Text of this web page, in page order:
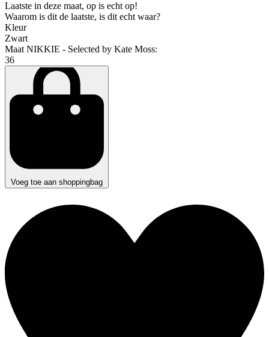
Laatste in deze maat, op is echt op!
Waarom is dit de laatste, is dit echt waar?
Kleur
Zwart
Maat NIKKIE - Selected by Kate Moss:
36
Voeg toe aan shoppingbag